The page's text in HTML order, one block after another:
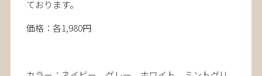
ております。
価格：各1,980円